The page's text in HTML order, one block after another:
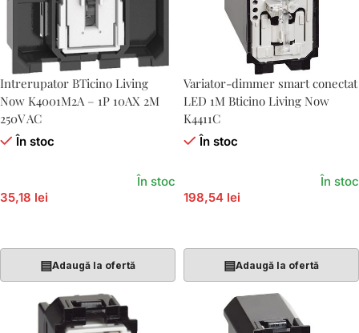
Intrerupator BTicino Living
Now K4001M2A – 1P 10AX 2M
250V AC
În stoc
35,18 lei
În stoc
▤Adaugă la ofertă
Variator-dimmer smart conectat
LED 1M Bticino Living Now
K4411C
În stoc
198,54 lei
În stoc
▤Adaugă la ofertă